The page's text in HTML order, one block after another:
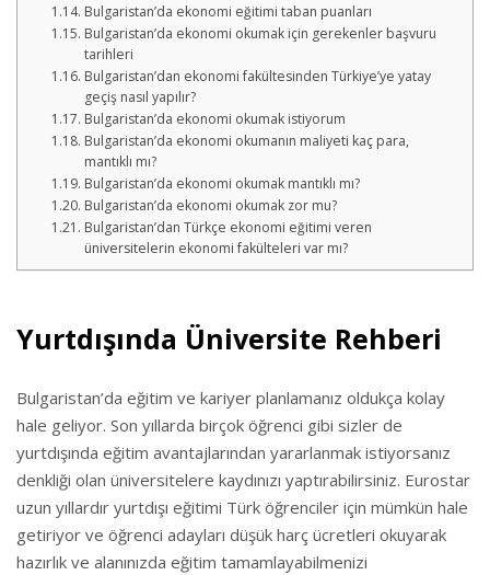
Bulgaristan’da ekonomi eğitimi taban puanları
Bulgaristan’da ekonomi okumak için gerekenler başvuru
tarihleri
Bulgaristan’dan ekonomi fakültesinden Türkiye’ye yatay
geçiş nasıl yapılır?
Bulgaristan’da ekonomi okumak istiyorum
Bulgaristan’da ekonomi okumanın maliyeti kaç para,
mantıklı mı?
Bulgaristan’da ekonomi okumak mantıklı mı?
Bulgaristan’da ekonomi okumak zor mu?
Bulgaristan’dan Türkçe ekonomi eğitimi veren
üniversitelerin ekonomi fakülteleri var mı?
Yurtdışında Üniversite Rehberi
Bulgaristan’da eğitim ve kariyer planlamanız oldukça kolay
hale geliyor. Son yıllarda birçok öğrenci gibi sizler de
yurtdışında eğitim avantajlarından yararlanmak istiyorsanız
denkliği olan üniversitelere kaydınızı yaptırabilirsiniz. Eurostar
uzun yıllardır yurtdışı eğitimi Türk öğrenciler için mümkün hale
getiriyor ve öğrenci adayları düşük harç ücretleri okuyarak
hazırlık ve alanınızda eğitim tamamlayabilmenizi